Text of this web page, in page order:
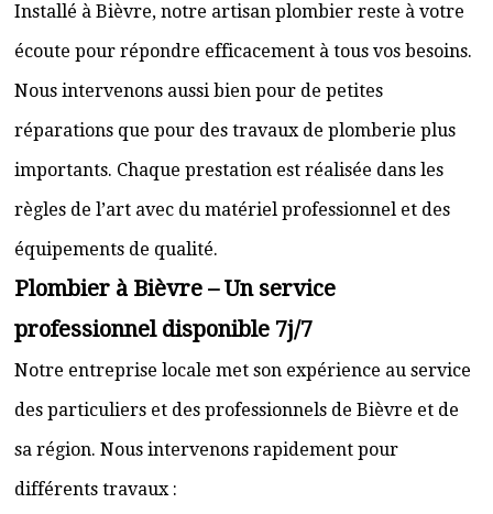
Installé à Bièvre, notre artisan plombier reste à votre
écoute pour répondre efficacement à tous vos besoins.
Nous intervenons aussi bien pour de petites
réparations que pour des travaux de plomberie plus
importants. Chaque prestation est réalisée dans les
règles de l’art avec du matériel professionnel et des
équipements de qualité.
Plombier à Bièvre – Un service
professionnel disponible 7j/7
Notre entreprise locale met son expérience au service
des particuliers et des professionnels de Bièvre et de
sa région. Nous intervenons rapidement pour
différents travaux :